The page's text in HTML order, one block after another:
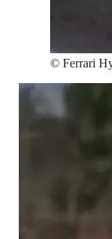
© Ferrari